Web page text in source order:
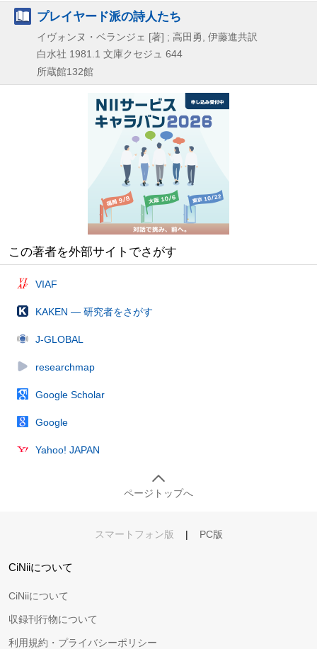
プレイヤード派の詩人たち
イヴォンヌ・ベランジェ [著] ; 高田勇, 伊藤進共訳
白水社 1981.1 文庫クセジュ 644
所蔵館132館
この著者を外部サイトでさがす
VIAF
KAKEN — 研究者をさがす
J-GLOBAL
researchmap
Google Scholar
Google
Yahoo! JAPAN
ページトップへ
スマートフォン版 | PC版
CiNiiについて
CiNiiについて
収録刊行物について
利用規約・プライバシーポリシー